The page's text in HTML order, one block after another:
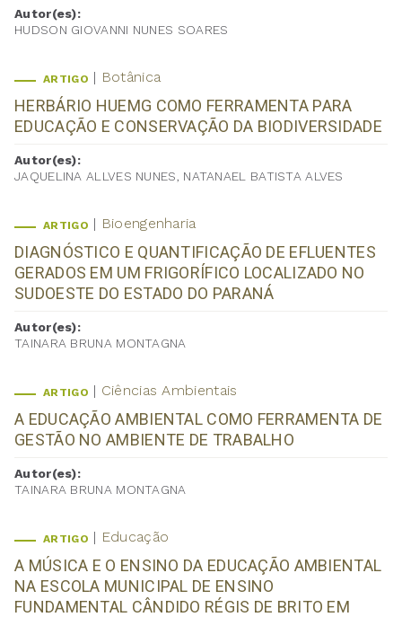
Autor(es):
HUDSON GIOVANNI NUNES SOARES
ARTIGO Botânica
HERBÁRIO HUEMG COMO FERRAMENTA PARA
EDUCAÇÃO E CONSERVAÇÃO DA BIODIVERSIDADE
Autor(es):
JAQUELINA ALLVES NUNES, NATANAEL BATISTA ALVES
ARTIGO Bioengenharia
DIAGNÓSTICO E QUANTIFICAÇÃO DE EFLUENTES
GERADOS EM UM FRIGORÍFICO LOCALIZADO NO
SUDOESTE DO ESTADO DO PARANÁ
Autor(es):
TAINARA BRUNA MONTAGNA
ARTIGO Ciências Ambientais
A EDUCAÇÃO AMBIENTAL COMO FERRAMENTA DE
GESTÃO NO AMBIENTE DE TRABALHO
Autor(es):
TAINARA BRUNA MONTAGNA
ARTIGO Educação
A MÚSICA E O ENSINO DA EDUCAÇÃO AMBIENTAL
NA ESCOLA MUNICIPAL DE ENSINO
FUNDAMENTAL CÂNDIDO RÉGIS DE BRITO EM